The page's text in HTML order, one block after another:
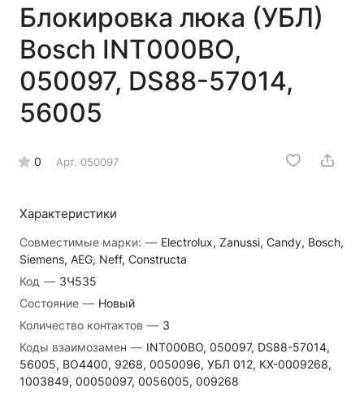
Блокировка люка (УБЛ)
Bosch INT000BO,
050097, DS88-57014,
56005
0 Арт. 050097
Характеристики
Совместимые марки: — Electrolux, Zanussi, Candy, Bosch,
Siemens, AEG, Neff, Constructa
Код — ЗЧ535
Состояние — Новый
Количество контактов — 3
Коды взаимозамен — INT000BO, 050097, DS88-57014,
56005, BO4400, 9268, 0050096, УБЛ 012, КХ-0009268,
1003849, 00050097, 0056005, 009268